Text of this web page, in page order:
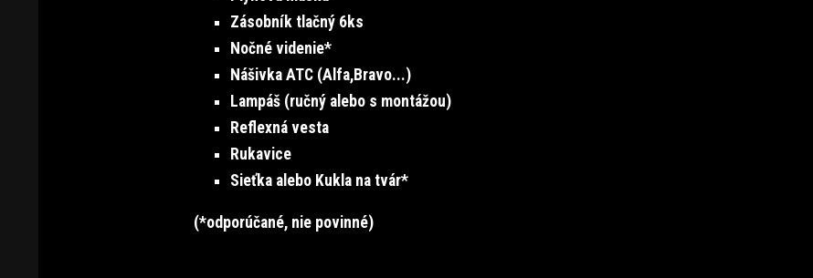
Zásobník tlačný 6ks
Nočné videnie*
Nášivka ATC (Alfa,Bravo...)
Lampáš (ručný alebo s montážou)
Reflexná vesta
Rukavice
Sieťka alebo Kukla na tvár*
(*odporúčané, nie povinné)